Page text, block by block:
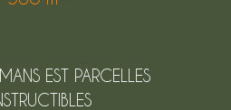
EST PARCELLES